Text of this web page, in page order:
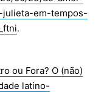
em-tempos-
.
ou Fora? O (não)
latino-